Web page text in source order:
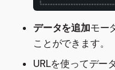
データを追加モー
ことができます。
URLを使ってデー